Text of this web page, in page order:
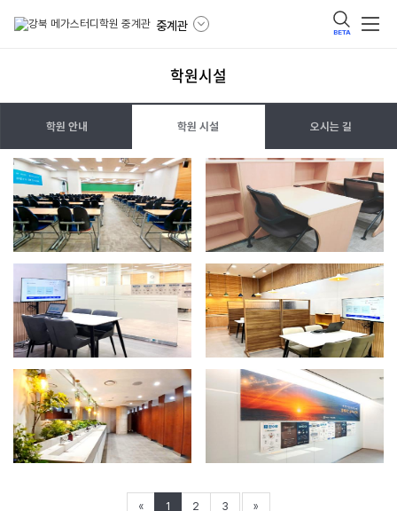
중계관 BETA
학원시설
학원안내
학원시설
오시는길
학원 안내 학원 시설 오시는 길
« 1 2 3 »